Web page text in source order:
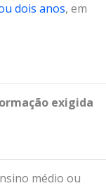
dois anos, em
exigida
médio ou